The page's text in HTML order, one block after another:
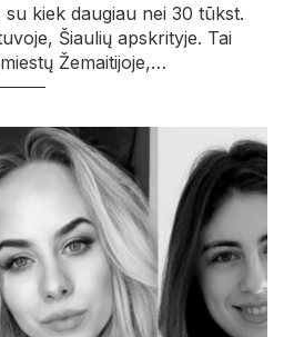
su kiek daugiau nei 30 tūkst.
Šiaulių apskrityje. Tai
Žemaitijoje,…